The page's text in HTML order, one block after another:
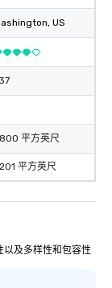
, US
平方英尺
平方英尺
及多样性和包容性